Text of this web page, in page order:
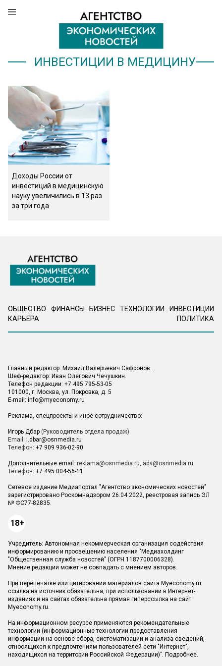
ИНВЕСТИЦИИ В МЕДИЦИНУ
Доходы России от
инвестиций в медицинскую
науку увеличились в 13 раз
за три года
ОБЩЕСТВО ФИНАНСЫ БИЗНЕС ТЕХНОЛОГИИ
ИНВЕСТИЦИИ
КАРЬЕРА
ПОЛИТИКА
Главный редактор: Михаил Валерьевич Сафронов.
Шеф-редактор: Иван Олегович Чечушкин.
Телефон редакции: +7 495 795-53-05
101000, г. Москва, ул. Покровка, д. 5
E-mail: info@myeconomy.ru
Реклама, спецпроекты и иное сотрудничество:
Игорь Дбар (Руководитель отдела продаж)
Email: i.dbar@osnmedia.ru
Телефон: +7 909 936-02-90
Дополнительные email: reklama@osnmedia.ru, adv@osnmedia.ru
Телефон: +7 495 004-56-11
Сетевое издание Медиапортал "Агентство экономических новостей"
зарегистрировано Роскомнадзором 26.04.2022, реестровая запись ЭЛ
№ ФС77-82835.
18+
Учредитель: Автономная некоммерческая организация содействия
информированию и просвещению населения "Медиахолдинг
"Общественная служба новостей" (ОГРН 1187700006328).
Мнение редакции может не совпадать с мнением авторов.
При перепечатке или цитировании материалов сайта Myeconomy.ru
ссылка на источник обязательна, при использовании в Интернет-
изданиях и на сайтах обязательна прямая гиперссылка на сайт
Myeconomy.ru.
На информационном ресурсе применяются рекомендательные
технологии (информационные технологии предоставления
информации на основе сбора, систематизации и анализа сведений,
относящихся к предпочтениям пользователей сети "Интернет",
находящихся на территории Российской Федерации)". Подробнее.